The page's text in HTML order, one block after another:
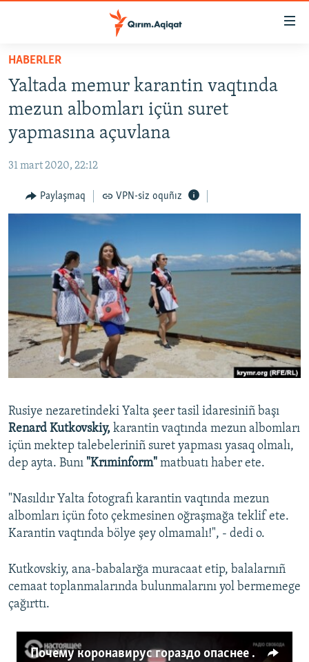
Esas
qaytmaq
Baş
qaytmaq
Qıdıruvğa
HABERLER
MEDENİYET
İNSAN AQLARI
BLOGLAR
Русский
Українською
RFE/RS bütün saytları
HABERLER
Yaltada memur karantin vaqtında
mezun albomları içün suret
yapmasına açuvlana
31 mart 2020, 22:12
Paylaşmaq VPN-siz oquñız
Rusiye nezaretindeki Yalta şeer tasil idaresiniñ başı
Renard Kutkovskiy, karantin vaqtında mezun albomları
içün mektep talebeleriniñ suret yapması yasaq olmalı,
dep ayta. Bunı "Krıminform" matbuatı haber ete.
"Nasıldır Yalta fotografı karantin vaqtında mezun
albomları içün foto çekmesinen oğraşmağa teklif ete.
Karantin vaqtında bölye şey olmamalı!", - dedi o.
Kutkovskiy, ana-babalarğa muracaat etip, balalarnıñ
cemaat toplanmalarında bulunmalarını yol bermemege
çağırttı.
Почему коронавирус гораздо опаснее гриппа (видео)